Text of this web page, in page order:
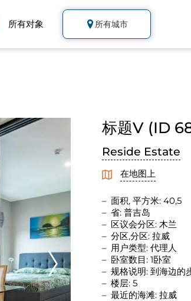
所有对象 所有城市
标题V (ID
Reside Estate
在地图上
面积, 平方米: 40,5
省: 普吉岛
区议会分区: 木兰
分区,分区: 拉威
用户类型: 代理人
卧室数目: 1卧室
规格说明: 到海边的
楼层: 5
最近的海滩: 拉威